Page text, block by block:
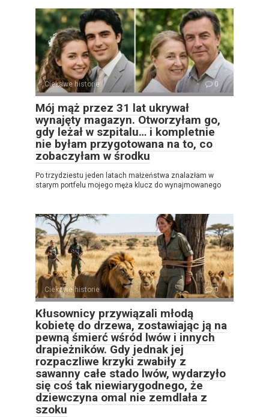
Ciekawe historie 0
Mój mąż przez 31 lat ukrywał
wynajęty magazyn. Otworzyłam go,
gdy leżał w szpitalu… i kompletnie
nie byłam przygotowana na to, co
zobaczyłam w środku
Po trzydziestu jeden latach małżeństwa znalazłam w
starym portfelu mojego męża klucz do wynajmowanego
Ciekawe historie 0
Kłusownicy przywiązali młodą
kobietę do drzewa, zostawiając ją na
pewną śmierć wśród lwów i innych
drapieżników. Gdy jednak jej
rozpaczliwe krzyki zwabiły z
sawanny całe stado lwów, wydarzyło
się coś tak niewiarygodnego, że
dziewczyna omal nie zemdlała z
szoku